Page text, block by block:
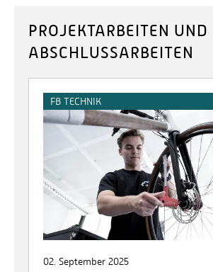
PROJEKTARBEITEN UND
ABSCHLUSSARBEITEN
FB TECHNIK
02. September 2025